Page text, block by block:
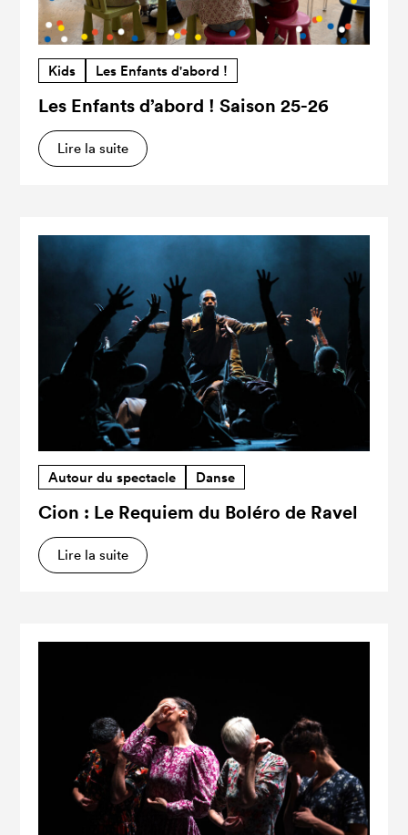
Kids Les Enfants d'abord !
Les Enfants d’abord ! Saison 25-26
Lire la suite
Autour du spectacle Danse
Cion : Le Requiem du Boléro de Ravel
Lire la suite